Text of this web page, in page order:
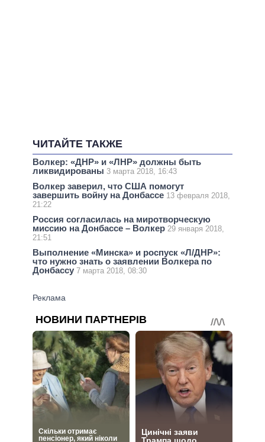
ЧИТАЙТЕ ТАКЖЕ
Волкер: «ДНР» и «ЛНР» должны быть
ликвидированы 3 марта 2018, 16:43
Волкер заверил, что США помогут
завершить войну на Донбассе 13 февраля 2018,
21:22
Россия согласилась на миротворческую
миссию на Донбассе – Волкер 29 января 2018,
21:51
Выполнение «Минска» и роспуск «Л/ДНР»:
что нужно знать о заявлении Волкера по
Донбассу 7 марта 2018, 08:30